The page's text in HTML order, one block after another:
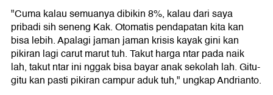
"Cuma kalau semuanya dibikin 8%, kalau dari saya
pribadi sih seneng Kak. Otomatis pendapatan kita kan
bisa lebih. Apalagi jaman jaman krisis kayak gini kan
pikiran lagi carut marut tuh. Takut harga ntar pada naik
lah, takut ntar ini nggak bisa bayar anak sekolah lah. Gitu-
gitu kan pasti pikiran campur aduk tuh," ungkap Andrianto.